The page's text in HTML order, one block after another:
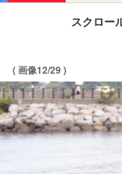
スクロー
( 画像12/29 )